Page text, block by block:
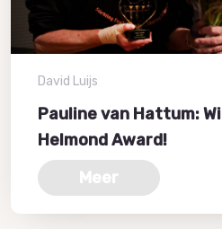
David Luijs
Pauline van Hattum:
Helmond Award!
Meer